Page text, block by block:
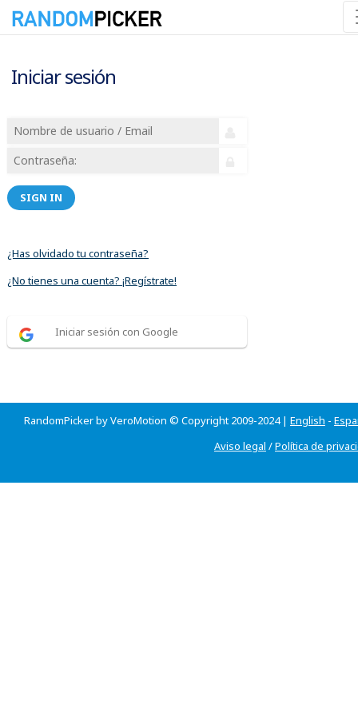
Iniciar sesión
SIGN IN
¿Has olvidado tu contraseña?
¿No tienes una cuenta? ¡Regístrate!
Iniciar sesión con Google
RandomPicker by VeroMotion © Copyright 2009-2024 | English -
Aviso legal /Política de